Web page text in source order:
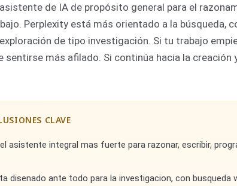
de IA de propósito general para el
Perplexity está más orientado a la búsqueda,
de tipo investigación. Si tu trabajo
sentirse más afilado. Si continúa hacia la creación
CLAVE
asistente integral mas fuerte para razonar, escribir,
disenado ante todo para la investigacion, con busqueda